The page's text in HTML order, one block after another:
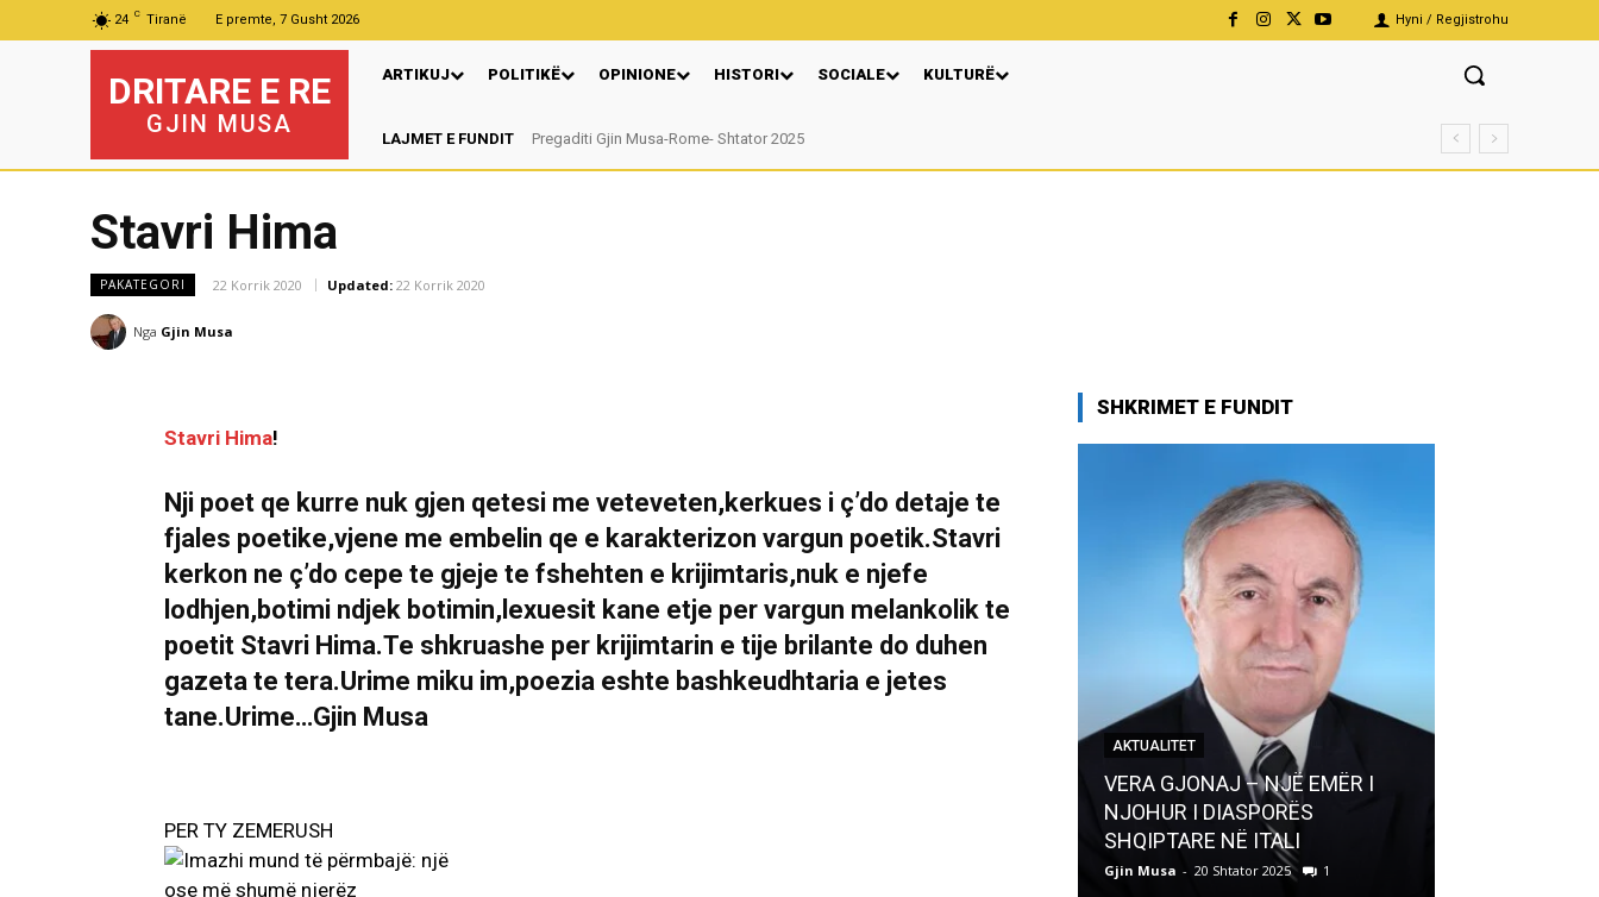
24 C Tiranë E premte, 7 Gusht 2026 Hyni / Regjistrohu
DRITARE E RE
GJIN MUSA
ARTIKUJ POLITIKË OPINIONE HISTORI SOCIALE KULTURË
LAJMET E FUNDITPregaditi Gjin Musa-Rome- Shtator 2025
Nga: Ndue Dedaj
Stavri Hima
PAKATEGORI 22 Korrik 2020 Updated: 22 Korrik 2020
Nga Gjin Musa
Stavri Hima!
Nji poet qe kurre nuk gjen qetesi me veteveten,kerkues i ç’do detaje te
fjales poetike,vjene me embelin qe e karakterizon vargun poetik.Stavri
kerkon ne ç’do cepe te gjeje te fshehten e krijimtaris,nuk e njefe
lodhjen,botimi ndjek botimin,lexuesit kane etje per vargun melankolik te
poetit Stavri Hima.Te shkruashe per krijimtarin e tije brilante do duhen
gazeta te tera.Urime miku im,poezia eshte bashkeudhtaria e jetes
tane.Urime…Gjin Musa
PER TY ZEMERUSH
SHKRIMET E FUNDIT
AKTUALITET
VERA GJONAJ – NJË EMËR I
NJOHUR I DIASPORËS
SHQIPTARE NË ITALI
Gjin Musa - 20 Shtator 2025 1